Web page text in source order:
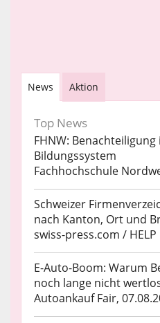
News Aktion
Top News
FHNW: Benachteiligung
Bildungssystem
Fachhochschule
Schweizer
nach Kanton, Ort und
swiss-press.com /
E-Auto-Boom: Warum
noch lange nicht
Autoankauf Fair,